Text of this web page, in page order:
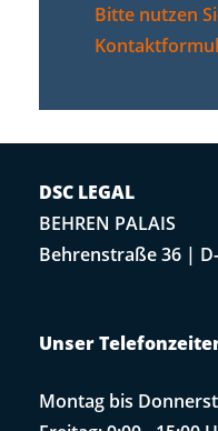
Bitte nutzen
DSC LEGAL
BEHREN PALAIS
Behrenstraße 36 |
Unser
Montag bis